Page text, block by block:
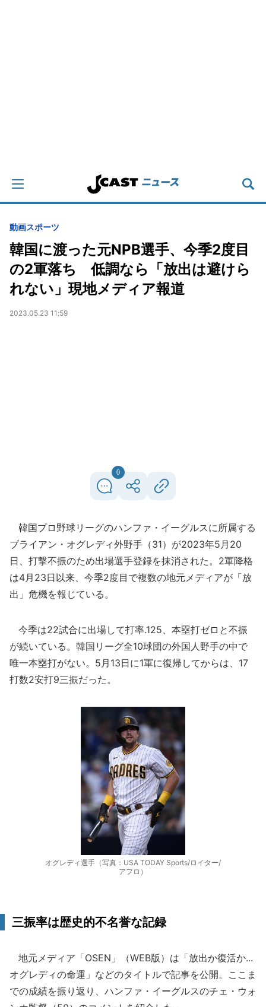
動画スポーツ
韓国に渡った元NPB選手、今季2度目
の2軍落ち 低調なら「放出は避けら
れない」現地メディア報道
2023.05.23 11:59
0
韓国プロ野球リーグのハンファ・イーグルスに所属する
ブライアン・オグレディ外野手（31）が2023年5月20
日、打撃不振のため出場選手登録を抹消された。2軍降格
は4月23日以来、今季2度目で複数の地元メディアが「放
出」危機を報じている。
今季は22試合に出場して打率.125、本塁打ゼロと不振
が続いている。韓国リーグ全10球団の外国人野手の中で
唯一本塁打がない。5月13日に1軍に復帰してからは、17
打数2安打9三振だった。
オグレディ選手（写真：USA TODAY Sports/ロイター/
アフロ）
三振率は歴史的不名誉な記録
地元メディア「OSEN」（WEB版）は「放出か復活か...
オグレディの命運」などのタイトルで記事を公開。ここま
での成績を振り返り、ハンファ・イーグルスのチェ・ウォ